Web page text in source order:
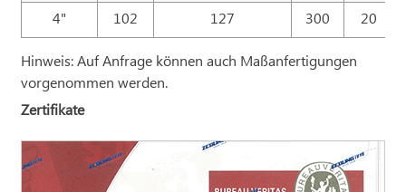
4"
102 127 300 20
Hinweis: Auf Anfrage können auch Maßanfertigungen
vorgenommen werden.
Zertifikate